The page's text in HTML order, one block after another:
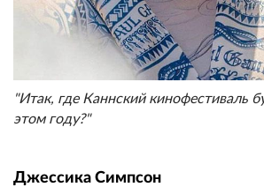
"Итак, где Каннский кинофестиваль
этом году?"
Джессика Симпсон